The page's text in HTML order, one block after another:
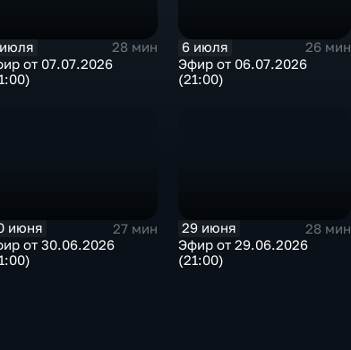
28 мин
от 07.07.2026
6 июля
26 мин
Эфир от 06.07.2026
(21:00)
июня
27 мин
от 30.06.2026
29 июня
28 мин
Эфир от 29.06.2026
(21:00)